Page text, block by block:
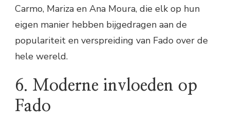
Carmo, Mariza en Ana Moura, die elk op hun
eigen manier hebben bijgedragen aan de
populariteit en verspreiding van Fado over de
hele wereld.
6. Moderne invloeden op
Fado